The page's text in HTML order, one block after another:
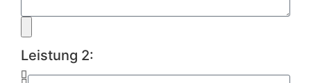
Leistung 2: